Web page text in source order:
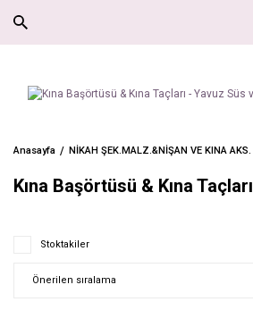
Anasayfa NİKAH ŞEK.MALZ.&NİŞAN VE KINA AKS.
Kına Başörtüsü & Kına Taçları
Stoktakiler